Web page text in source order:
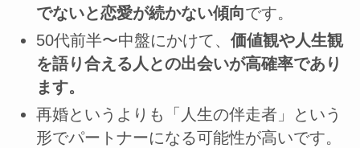
でないと恋愛が続かない傾向です。
50代前半〜中盤にかけて、 価値観や人生観
を語り合える人との出会いが高確率であり
ます。
再婚というよりも「人生の伴走者」という
形でパートナーになる可能性が高いです。